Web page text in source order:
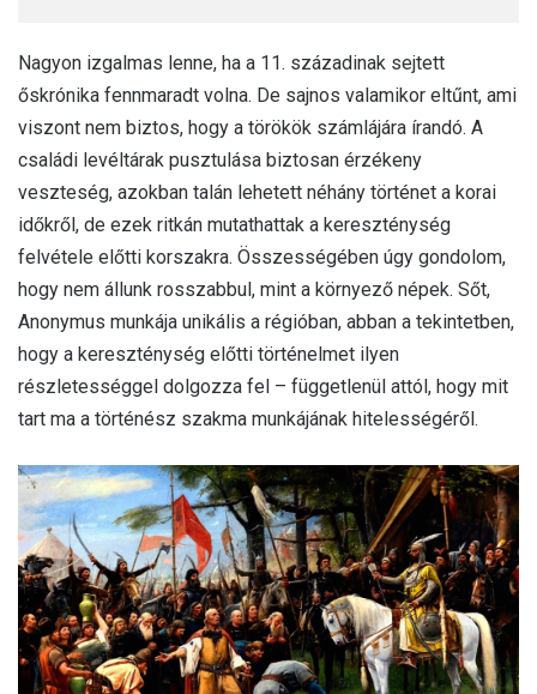
Nagyon izgalmas lenne, ha a 11. századinak sejtett
őskrónika fennmaradt volna. De sajnos valamikor eltűnt, ami
viszont nem biztos, hogy a törökök számlájára írandó. A
családi levéltárak pusztulása biztosan érzékeny
veszteség, azokban talán lehetett néhány történet a korai
időkről, de ezek ritkán mutathattak a kereszténység
felvétele előtti korszakra. Összességében úgy gondolom,
hogy nem állunk rosszabbul, mint a környező népek. Sőt,
Anonymus munkája unikális a régióban, abban a tekintetben,
hogy a kereszténység előtti történelmet ilyen
részletességgel dolgozza fel – függetlenül attól, hogy mit
tart ma a történész szakma munkájának hitelességéről.